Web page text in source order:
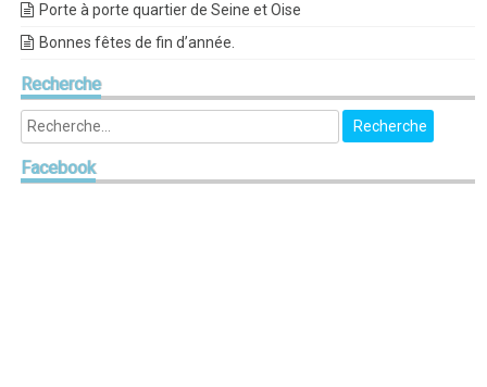
Porte à porte quartier de Seine et Oise
Bonnes fêtes de fin d’année.
Recherche
Facebook